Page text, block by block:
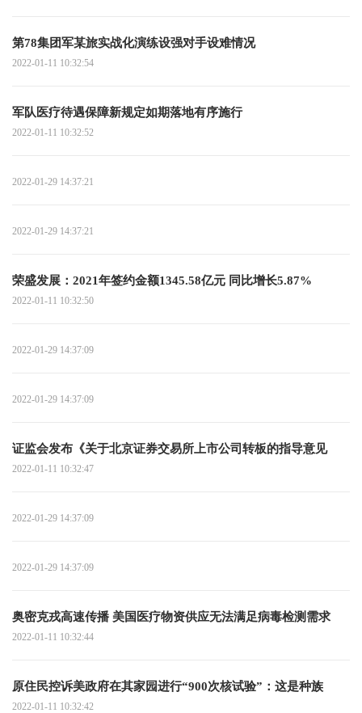
第78集团军某旅实战化演练设强对手设难情况
2022-01-11 10:32:54
军队医疗待遇保障新规定如期落地有序施行
2022-01-11 10:32:52
2022-01-29 14:37:21
2022-01-29 14:37:21
荣盛发展：2021年签约金额1345.58亿元 同比增长5.87%
2022-01-11 10:32:50
2022-01-29 14:37:09
2022-01-29 14:37:09
证监会发布《关于北京证券交易所上市公司转板的指导意见
2022-01-11 10:32:47
2022-01-29 14:37:09
2022-01-29 14:37:09
奥密克戎高速传播 美国医疗物资供应无法满足病毒检测需求
2022-01-11 10:32:44
原住民控诉美政府在其家园进行“900次核试验”：这是种族
2022-01-11 10:32:42